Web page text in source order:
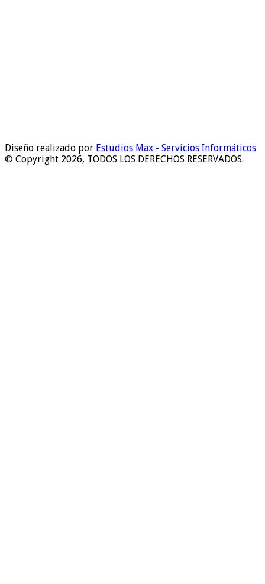
Diseño realizado por Estudios Max - Servicios Informáticos
© Copyright 2026, TODOS LOS DERECHOS RESERVADOS.